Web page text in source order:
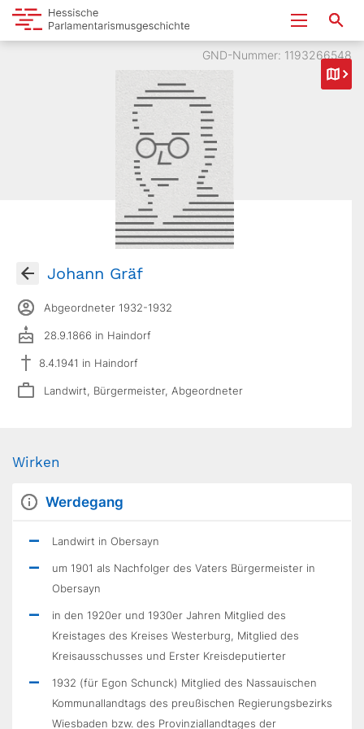
GND-Nummer: 1193266548
Johann Gräf
Abgeordneter 1932-1932
28.9.1866 in Haindorf
8.4.1941 in Haindorf
Landwirt, Bürgermeister, Abgeordneter
Wirken
Werdegang
Landwirt in Obersayn
um 1901 als Nachfolger des Vaters Bürgermeister in
Obersayn
in den 1920er und 1930er Jahren Mitglied des
Kreistages des Kreises Westerburg, Mitglied des
Kreisausschusses und Erster Kreisdeputierter
1932 (für Egon Schunck) Mitglied des Nassauischen
Kommunallandtags des preußischen Regierungsbezirks
Wiesbaden bzw. des Provinziallandtages der